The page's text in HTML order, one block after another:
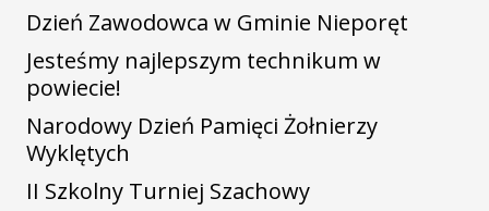
Dzień Zawodowca w Gminie Nieporęt
Jesteśmy najlepszym technikum w
powiecie!
Narodowy Dzień Pamięci Żołnierzy
Wyklętych
II Szkolny Turniej Szachowy